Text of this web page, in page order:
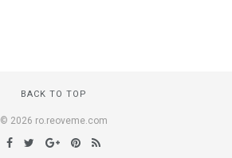
BACK TO TOP
© 2026 ro.reoveme.com